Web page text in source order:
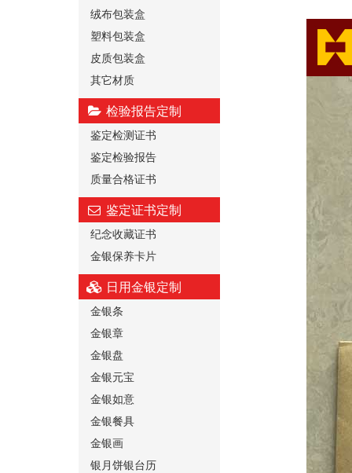
绒布包装盒
塑料包装盒
皮质包装盒
其它材质
检验报告定制
鉴定检测证书
鉴定检验报告
质量合格证书
鉴定证书定制
纪念收藏证书
金银保养卡片
日用金银定制
金银条
金银章
金银盘
金银元宝
金银如意
金银餐具
金银画
银月饼银台历